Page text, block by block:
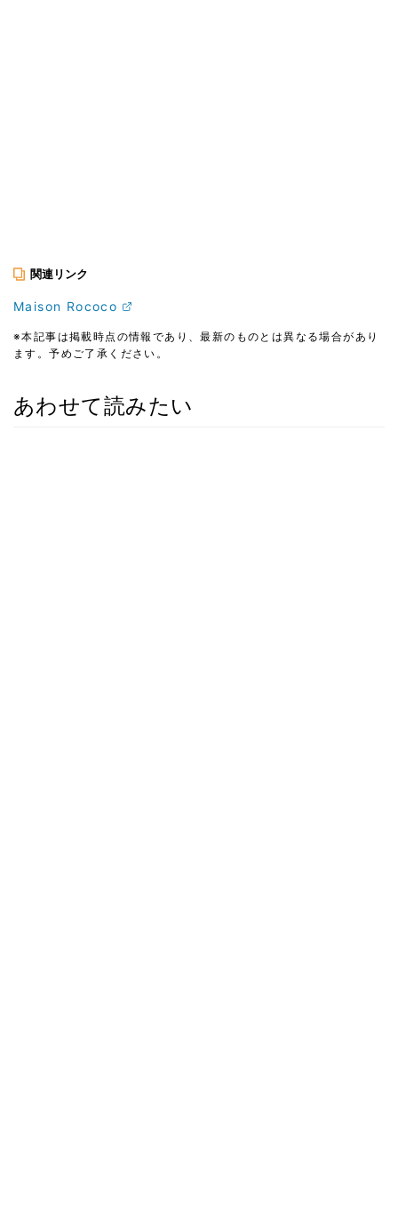
関連リンク
Maison Rococo
※本記事は掲載時点の情報であり、最新のものとは異なる場合があり
ます。予めご了承ください。
あわせて読みたい